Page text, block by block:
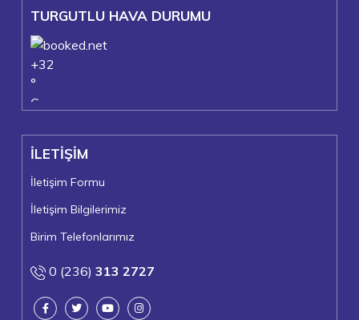
TURGUTLU HAVA DURUMU
+32
°
C
+22°
Turgutlu
Pazar, 09
İLETİŞİM
İletişim Formu
İletişim Bilgilerimiz
Birim Telefonlarımız
0 (236) 313 2727